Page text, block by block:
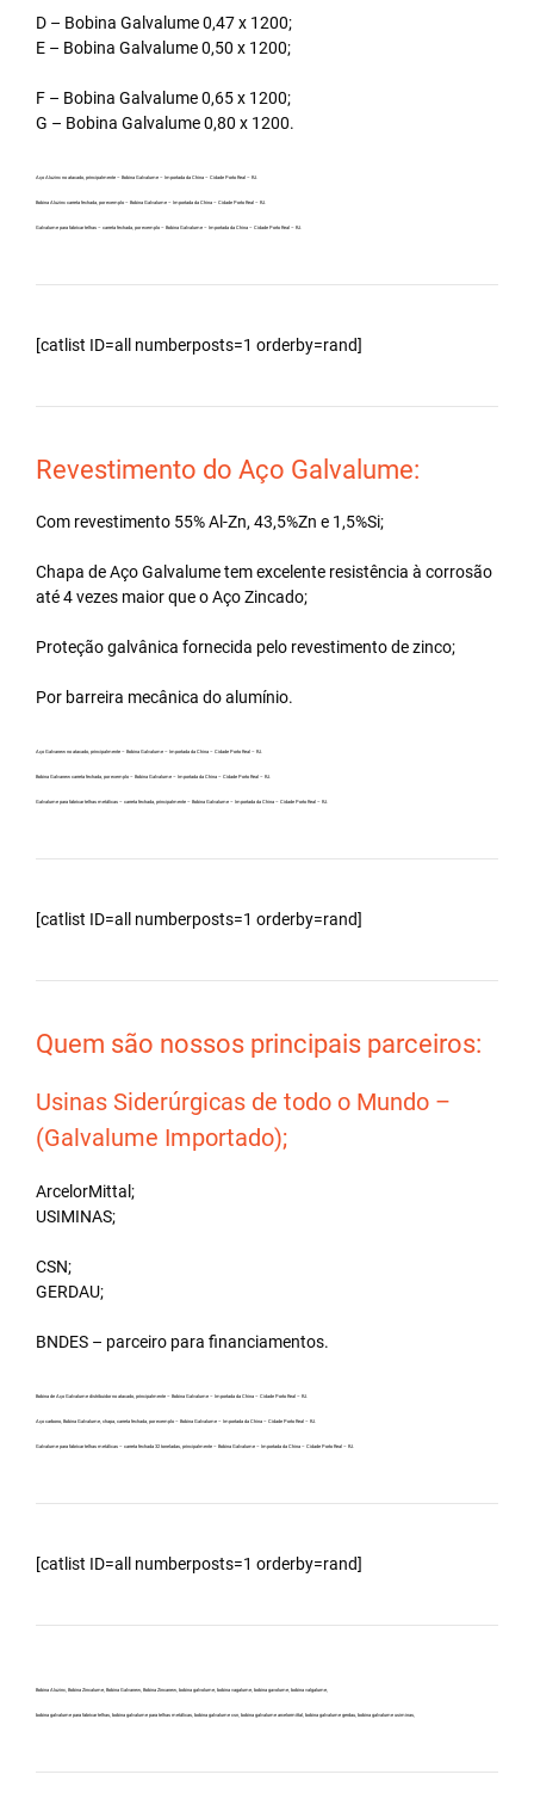
D – Bobina Galvalume 0,47 x 1200;
E – Bobina Galvalume 0,50 x 1200;
F – Bobina Galvalume 0,65 x 1200;
G – Bobina Galvalume 0,80 x 1200.
Aço Aluzinc no atacado, principalmente – Bobina Galvalume – Importada da China – Cidade Porto Real – RJ.
Bobina Aluzinc carreta fechada, por exemplo – Bobina Galvalume – Importada da China – Cidade Porto Real – RJ.
Galvalume para fabricar telhas – carreta fechada, por exemplo – Bobina Galvalume – Importada da China – Cidade Porto Real – RJ.
[catlist ID=all numberposts=1 orderby=rand]
Revestimento do Aço Galvalume:
Com revestimento 55% Al-Zn, 43,5%Zn e 1,5%Si;
Chapa de Aço Galvalume tem excelente resistência à corrosão
até 4 vezes maior que o Aço Zincado;
Proteção galvânica fornecida pelo revestimento de zinco;
Por barreira mecânica do alumínio.
Aço Galvanew no atacado, principalmente – Bobina Galvalume – Importada da China – Cidade Porto Real – RJ.
Bobina Galvanew carreta fechada, por exemplo – Bobina Galvalume – Importada da China – Cidade Porto Real – RJ.
Galvalume para fabricar telhas metálicas – carreta fechada, principalmente – Bobina Galvalume – Importada da China – Cidade Porto Real – RJ.
[catlist ID=all numberposts=1 orderby=rand]
Quem são nossos principais parceiros:
Usinas Siderúrgicas de todo o Mundo –
(Galvalume Importado);
ArcelorMittal;
USIMINAS;
CSN;
GERDAU;
BNDES – parceiro para financiamentos.
Bobina de Aço Galvalume distribuidor no atacado, principalmente – Bobina Galvalume – Importada da China – Cidade Porto Real – RJ.
Aço carbono, Bobina Galvalume, chapa, carreta fechada, por exemplo – Bobina Galvalume – Importada da China – Cidade Porto Real – RJ.
Galvalume para fabricar telhas metálicas – carreta fechada 32 toneladas, principalmente – Bobina Galvalume – Importada da China – Cidade Porto Real – RJ.
[catlist ID=all numberposts=1 orderby=rand]
Bobina Aluzinc, Bobina Zincalume, Bobina Galvanew, Bobina Zincanew, bobina galvolume, bobina vagalume, bobina gavolume, bobina valgalume,
bobina galvalume para fabricar telhas, bobina galvalume para telhas metálicas, bobina galvalume csn, bobina galvalume arcelormittal, bobina galvalume gerdau, bobina galvalume usiminas,